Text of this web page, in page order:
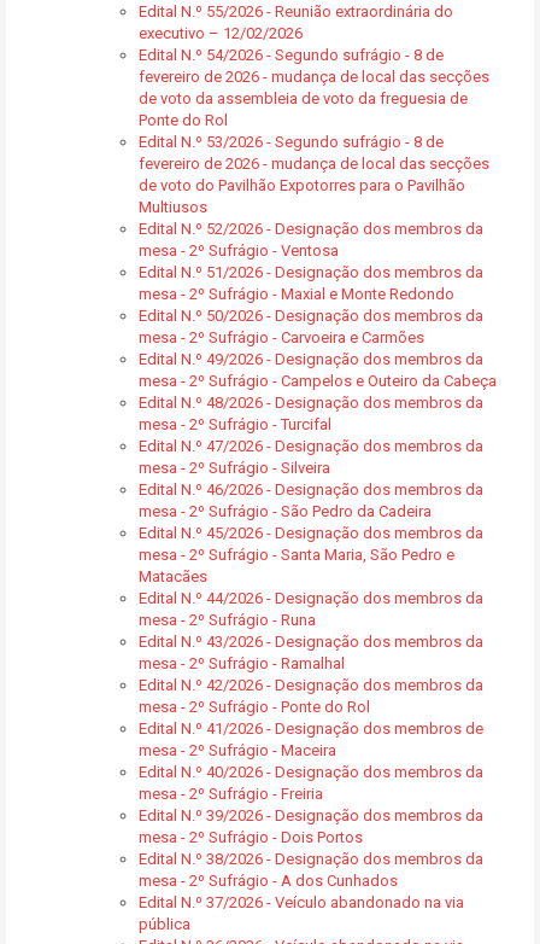
Edital N.º 55/2026 - Reunião extraordinária do
executivo – 12/02/2026
Edital N.º 54/2026 - Segundo sufrágio - 8 de
fevereiro de 2026 - mudança de local das secções
de voto da assembleia de voto da freguesia de
Ponte do Rol
Edital N.º 53/2026 - Segundo sufrágio - 8 de
fevereiro de 2026 - mudança de local das secções
de voto do Pavilhão Expotorres para o Pavilhão
Multiusos
Edital N.º 52/2026 - Designação dos membros da
mesa - 2º Sufrágio - Ventosa
Edital N.º 51/2026 - Designação dos membros da
mesa - 2º Sufrágio - Maxial e Monte Redondo
Edital N.º 50/2026 - Designação dos membros da
mesa - 2º Sufrágio - Carvoeira e Carmões
Edital N.º 49/2026 - Designação dos membros da
mesa - 2º Sufrágio - Campelos e Outeiro da Cabeça
Edital N.º 48/2026 - Designação dos membros da
mesa - 2º Sufrágio - Turcifal
Edital N.º 47/2026 - Designação dos membros da
mesa - 2º Sufrágio - Silveira
Edital N.º 46/2026 - Designação dos membros da
mesa - 2º Sufrágio - São Pedro da Cadeira
Edital N.º 45/2026 - Designação dos membros da
mesa - 2º Sufrágio - Santa Maria, São Pedro e
Matacães
Edital N.º 44/2026 - Designação dos membros da
mesa - 2º Sufrágio - Runa
Edital N.º 43/2026 - Designação dos membros da
mesa - 2º Sufrágio - Ramalhal
Edital N.º 42/2026 - Designação dos membros da
mesa - 2º Sufrágio - Ponte do Rol
Edital N.º 41/2026 - Designação dos membros de
mesa - 2º Sufrágio - Maceira
Edital N.º 40/2026 - Designação dos membros da
mesa - 2º Sufrágio - Freiria
Edital N.º 39/2026 - Designação dos membros da
mesa - 2º Sufrágio - Dois Portos
Edital N.º 38/2026 - Designação dos membros da
mesa - 2º Sufrágio - A dos Cunhados
Edital N.º 37/2026 - Veículo abandonado na via
pública